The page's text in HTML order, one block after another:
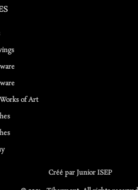
of Art
Créé par Junior ISEP